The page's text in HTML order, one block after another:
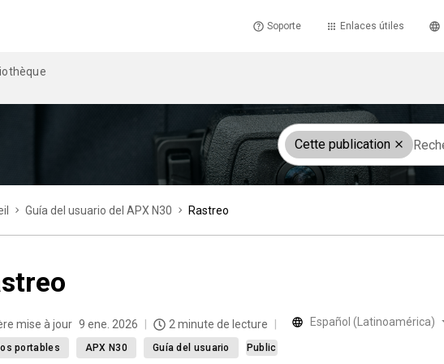
Soporte Enlaces útiles
Cette publication
Guía del usuario del APX N30 Rastreo
mise à jour 9 ene. 2026 2 minute de lecture Español (Latinoamérica)
portables APX N30 Guía del usuario Public